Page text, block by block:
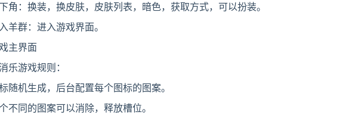
角：换装，换皮肤，皮肤列表，暗色，获取方式，可以扮装。
羊群：进入游戏界面。
主界面
乐游戏规则：
随机生成，后台配置每个图标的图案。
不同的图案可以消除，释放槽位。